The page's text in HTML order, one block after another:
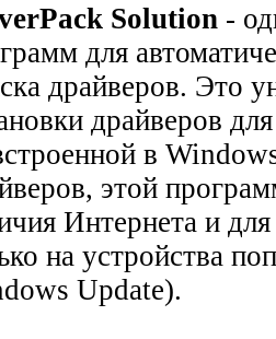
Solution -
для
драйверов. Это
драйверов
в
этой
Интернета и
на устройства
Update).